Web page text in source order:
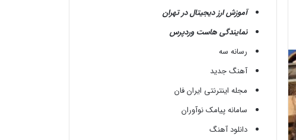
آموزش ارز دیجیتال در تهران
نمایندگی هاست وردپرس
رسانه سه
آهنگ جدید
مجله اینترنتی ایران فان
سامانه پیامک نوآوران
دانلود آهنگ